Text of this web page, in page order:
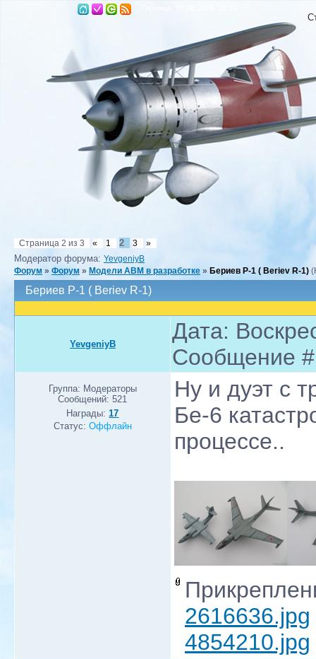
Страница 2 из 3 « 1 2 3 »
Модератор форума: YevgeniyB
Форум » Форум » Модели ABM в разработке » Бериев Р-1 ( Beriev R-1)
Бериев Р-1 ( Beriev R-1)
YevgeniyB
Дата:
Сообщение
Группа: Модераторы
Сообщений:521
Награды:17
Статус: Оффлайн
Ну и дуэт с
Бе-6
процессе..
2616636.jpg
4854210.jpg